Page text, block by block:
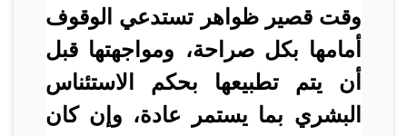
وقت قصير ظواهر تستدعي الوقوف
أمامها بكل صراحة، ومواجهتها قبل
أن يتم تطبيعها بحكم الاستئناس
البشري بما يستمر عادة، وإن كان